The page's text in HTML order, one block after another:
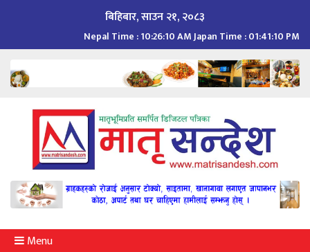
बिहिबार, साउन २१, २०८३
Nepal Time :10:26:11 AMJapan Time :01:41:11 PM
Menu